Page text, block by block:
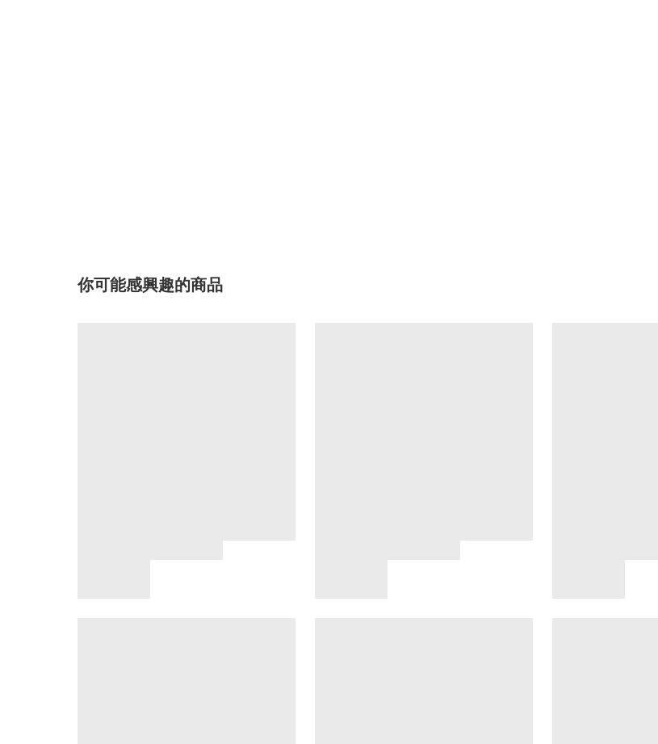
你可能感興趣的商品